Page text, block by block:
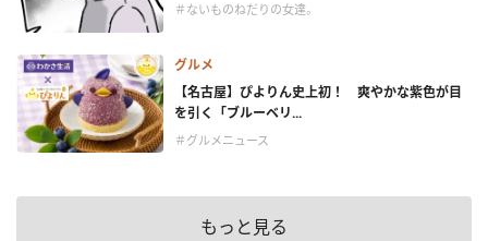
＃ないものねだりの女達。
グルメ
【名古屋】ぴよりん史上初！ 爽やかな紫色が目
を引く「ブルーベリ...
＃グルメニュース
もっと見る